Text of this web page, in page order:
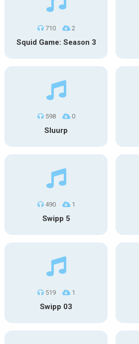
710 2
Squid Game: Season 3
598 0
Sluurp
490 1
Swipp 5
519 1
Swipp 03